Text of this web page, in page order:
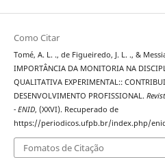
Como Citar
Tomé, A. L. ., de Figueiredo, J. L. ., &
IMPORTÂNCIA DA MONITORIA NA
QUALITATIVA EXPERIMENTAL::
DESENVOLVIMENTO PROFISSIONAL.
- ENID, (XXVI). Recuperado de
https://periodicos.ufpb.br/index.php/
Fomatos de Citação